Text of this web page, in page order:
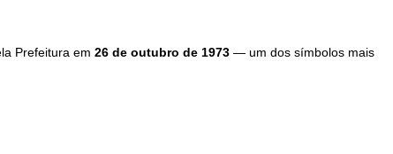
Prefeitura em 26 de outubro de 1973 — um dos símbolos mais